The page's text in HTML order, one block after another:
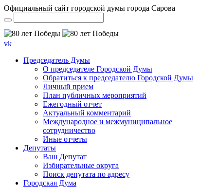
Официальный сайт городской думы города Сарова
vk
Председатель Думы
О председателе Городской Думы
Обратиться к председателю Городской Думы
Личный прием
План публичных мероприятий
Ежегодный отчет
Актуальный комментарий
Международное и межмуниципальное
сотрудничество
Иные отчеты
Депутаты
Ваш Депутат
Избирательные округа
Поиск депутата по адресу
Городская Дума